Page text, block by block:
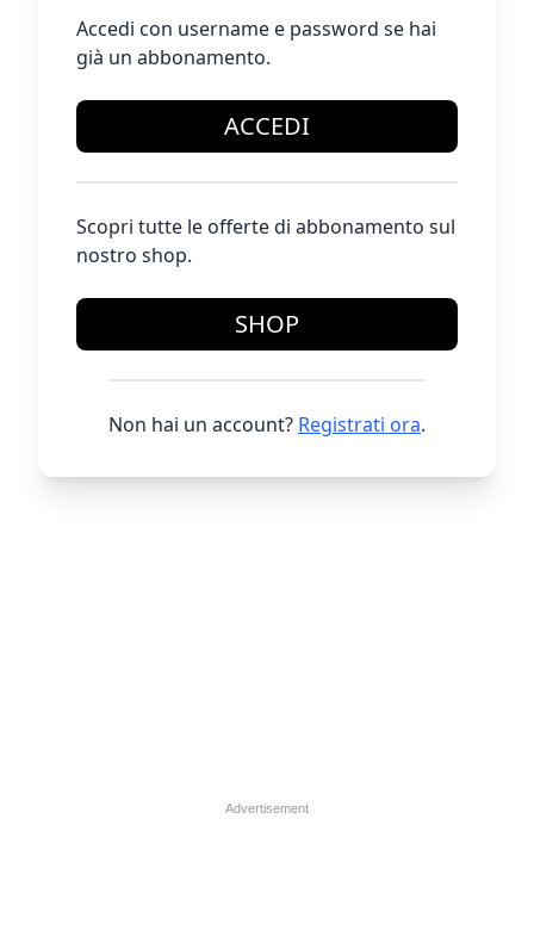
Accedi con username e password se hai
già un abbonamento.
ACCEDI
Scopri tutte le offerte di abbonamento sul
nostro shop.
SHOP
Non hai un account? Registrati ora.